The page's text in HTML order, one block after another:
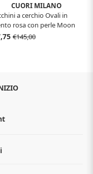
CUORI MILANO
a cerchio Ovali in
rosa con perle Moon
Milano
€145,00